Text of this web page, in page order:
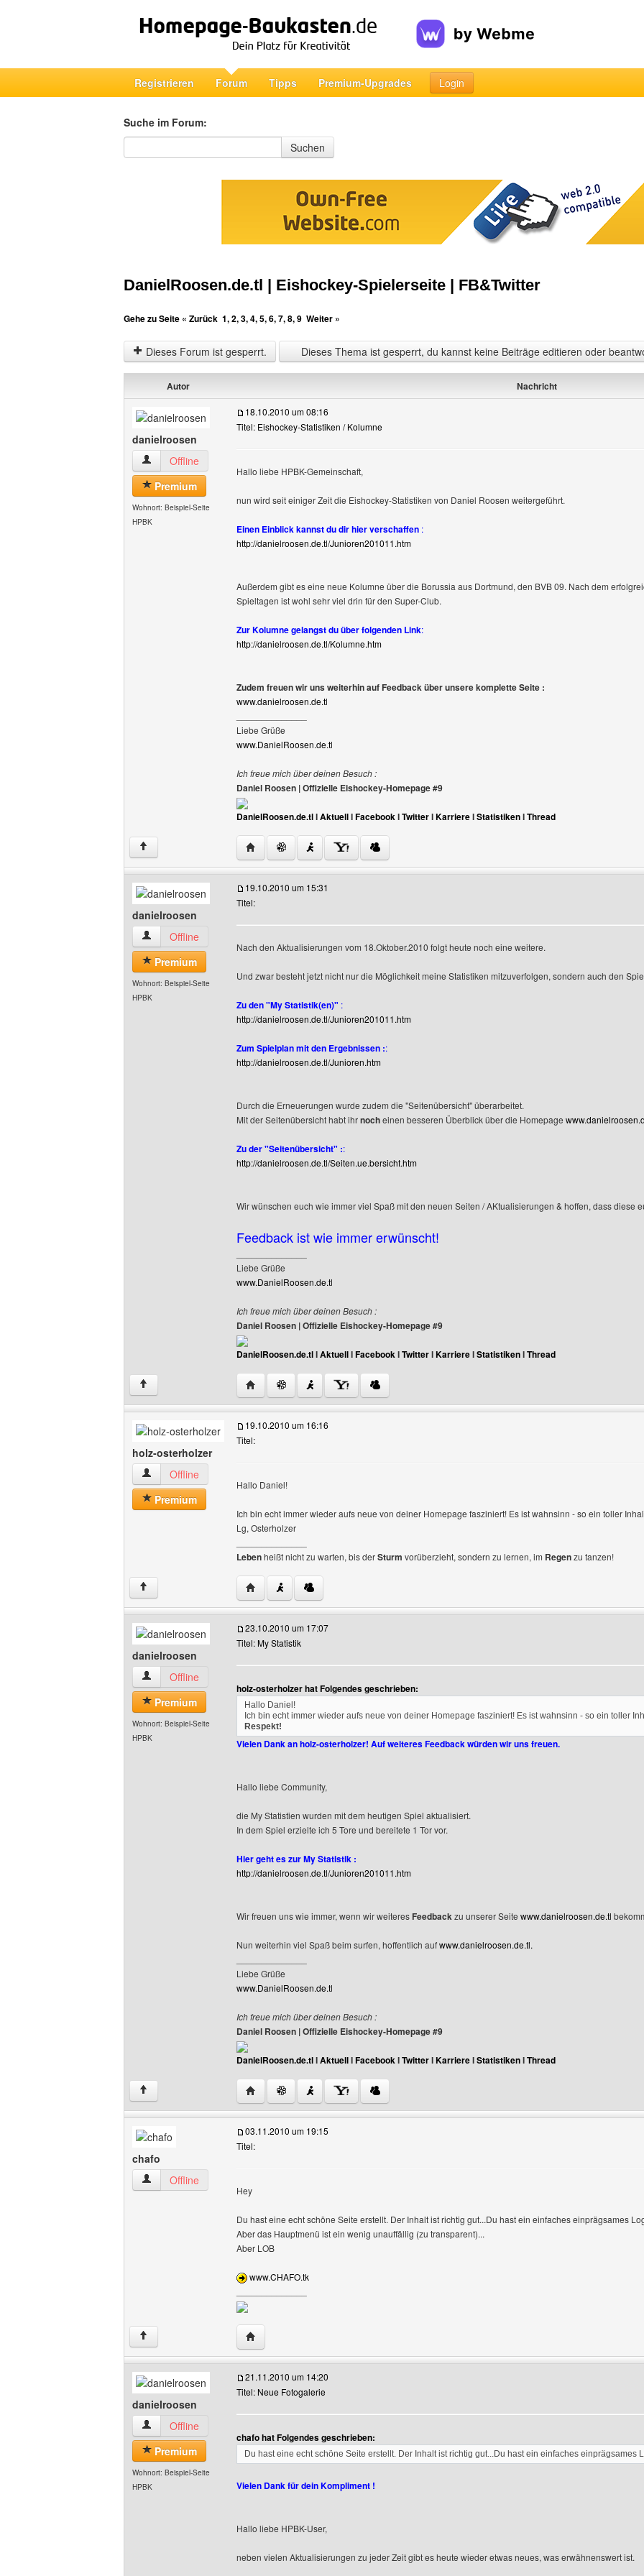
Registrieren Forum Tipps Premium-Upgrades Login
Suche im Forum:
Suche im Forum
Suchen
DanielRoosen.de.tl | Eishockey-Spielerseite | FB&Twitter
Gehe zu Seite « Zurück 1,2,3,4,5,6,7,8,9 Weiter »
Dieses Forum ist gesperrt. Dieses Thema ist gesperrt, du kannst keine Beiträge editieren oder
Autor Nachricht
danielroosen
danielroosen Benutzer-Profile anzeigen
Offline
Premium
Wohnort: Beispiel-Seite
HPBK
18.10.2010 um 08:16
Titel: Eishockey-Statistiken / Kolumne
Hallo liebe HPBK-Gemeinschaft,
nun wird seit einiger Zeit die Eishockey-Statistiken von Daniel Roosen weitergeführt.
Einen Einblick kannst du dir hier verschaffen :
http://danielroosen.de.tl/Junioren201011.htm
Außerdem gibt es eine neue Kolumne über die Borussia aus Dortmund, den BVB 09. Nach dem
Spieltagen ist wohl sehr viel drin für den Super-Club.
Zur Kolumne gelangst du über folgenden Link:
http://danielroosen.de.tl/Kolumne.htm
Zudem freuen wir uns weiterhin auf Feedback über unsere komplette Seite :
www.danielroosen.de.tl
Liebe Grüße
www.DanielRoosen.de.tl
Ich freue mich über deinen Besuch :
Daniel Roosen | Offizielle Eishockey-Homepage #9
DanielRoosen.de.tlIAktuellIFacebookITwitterIKarriereIStatistikenIThread
↑ Website dieses Benutzers besuchen: danielroosen
danielroosen
danielroosen Benutzer-Profile anzeigen
Offline
Premium
Wohnort: Beispiel-Seite
HPBK
19.10.2010 um 15:31
Titel:
Nach den Aktualisierungen vom 18.Oktober.2010 folgt heute noch eine weitere.
Und zwar besteht jetzt nicht nur die Möglichkeit meine Statistiken mitzuverfolgen, sondern auch den
Zu den "My Statistik(en)" :
http://danielroosen.de.tl/Junioren201011.htm
Zum Spielplan mit den Ergebnissen ::
http://danielroosen.de.tl/Junioren.htm
Durch die Erneuerungen wurde zudem die "Seitenübersicht" überarbeitet.
Mit der Seitenübersicht habt ihrnocheinen besseren Überblick über die Homepage
Zu der "Seitenübersicht" ::
http://danielroosen.de.tl/Seiten.ue.bersicht.htm
Wir wünschen euch wie immer viel Spaß mit den neuen Seiten / AKtualisierungen & hoffen, dass diese
Feedback ist wie immer erwünscht!
Liebe Grüße
www.DanielRoosen.de.tl
Ich freue mich über deinen Besuch :
Daniel Roosen | Offizielle Eishockey-Homepage #9
DanielRoosen.de.tlIAktuellIFacebookITwitterIKarriereIStatistikenIThread
↑ Website dieses Benutzers besuchen: danielroosen
holz-osterholzer
holz-osterholzer Benutzer-Profile anzeigen
Offline
Premium
19.10.2010 um 16:16
Titel:
Hallo Daniel!
Ich bin echt immer wieder aufs neue von deiner Homepage fasziniert! Es ist wahnsinn - so ein toller
Lg, Osterholzer
Lebenheißt nicht zu warten, bis derSturm vorüberzieht, sondern zu lernen, im Regenzu tanzen!
↑ Website dieses Benutzers besuchen: holz-osterholzer
danielroosen
danielroosen Benutzer-Profile anzeigen
Offline
Premium
Wohnort: Beispiel-Seite
HPBK
23.10.2010 um 17:07
Titel: My Statistik
holz-osterholzer hat Folgendes geschrieben:
Hallo Daniel!
Ich bin echt immer wieder aufs neue von deiner Homepage fasziniert! Es ist wahnsinn - so ein toller
Respekt!
Vielen Dank an holz-osterholzer! Auf weiteres Feedback würden wir uns freuen.
Hallo liebe Community,
die My Statistien wurden mit dem heutigen Spiel aktualisiert.
In dem Spiel erzielte ich 5 Tore und bereitete 1 Tor vor.
Hier geht es zur My Statistik :
http://danielroosen.de.tl/Junioren201011.htm
Wir freuen uns wie immer, wenn wir weiteres Feedbackzu unserer Seite www.danielroosen.de.tl
Nun weiterhin viel Spaß beim surfen, hoffentlich aufwww.danielroosen.de.tl.
Liebe Grüße
www.DanielRoosen.de.tl
Ich freue mich über deinen Besuch :
Daniel Roosen | Offizielle Eishockey-Homepage #9
DanielRoosen.de.tlIAktuellIFacebookITwitterIKarriereIStatistikenIThread
↑ Website dieses Benutzers besuchen: danielroosen
chafo
chafo Benutzer-Profile anzeigen
Offline
03.11.2010 um 19:15
Titel:
Hey
Du hast eine echt schöne Seite erstellt. Der Inhalt ist richtig gut...Du hast ein einfaches einprägsames
Aber das Hauptmenü ist ein wenig unauffällig (zu transparent)...
Aber LOB
www.CHAFO.tk
↑ Website dieses Benutzers besuchen: chafo
danielroosen
danielroosen Benutzer-Profile anzeigen
Offline
Premium
Wohnort: Beispiel-Seite
HPBK
21.11.2010 um 14:20
Titel: Neue Fotogalerie
chafo hat Folgendes geschrieben:
Du hast eine echt schöne Seite erstellt. Der Inhalt ist richtig gut...Du hast ein einfaches einprägsames
Vielen Dank für dein Kompliment !
Hallo liebe HPBK-User,
neben vielen Aktualisierungen zu jeder Zeit gibt es heute wieder etwas neues, was erwähnenswert ist.